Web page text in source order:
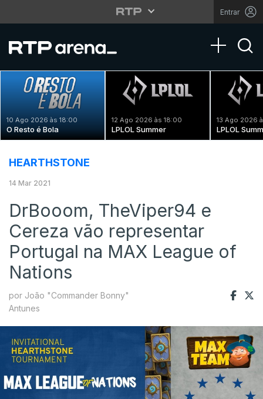
Entrar
Toggle
10 Ago 2026 às 18:00
O Resto é Bola
12 Ago 2026 às 18:00
LPLOL Summer
13 Ago 2026
LPLOL
HEARTHSTONE
14 Mar 2021
DrBooom, TheViper94 e
Cereza vão representar
Portugal na MAX League of
Nations
por João "Commander Bonny"
Antunes